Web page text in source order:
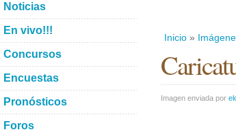
Inicio »
Imagen enviada por
Noticias
En vivo!!!
Concursos
Encuestas
Pronósticos
Foros